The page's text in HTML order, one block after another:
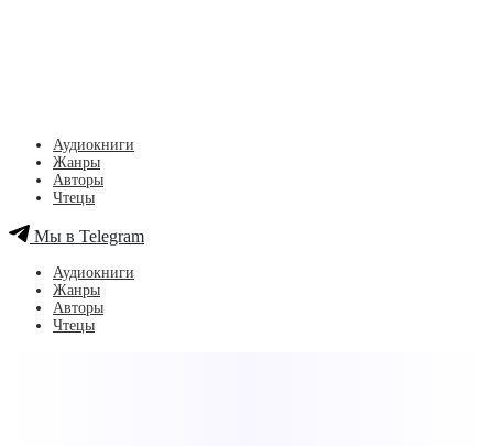
Аудиокниги
Жанры
Авторы
Чтецы
Мы в Telegram
Аудиокниги
Жанры
Авторы
Чтецы